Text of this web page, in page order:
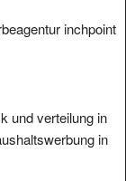
inchpoint
und verteilung in
in